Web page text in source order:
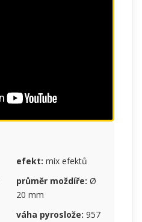
efekt: mix efektů
průměr moždíře: Ø
20 mm
váha pyroslože: 957